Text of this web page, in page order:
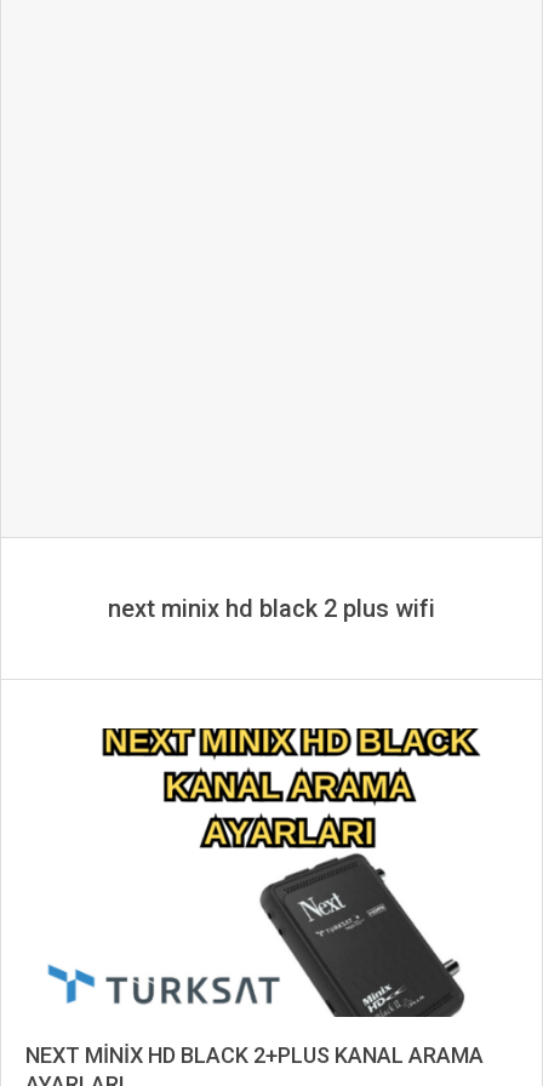
next minix hd black 2 plus wifi
NEXT MİNİX HD BLACK 2+PLUS KANAL ARAMA